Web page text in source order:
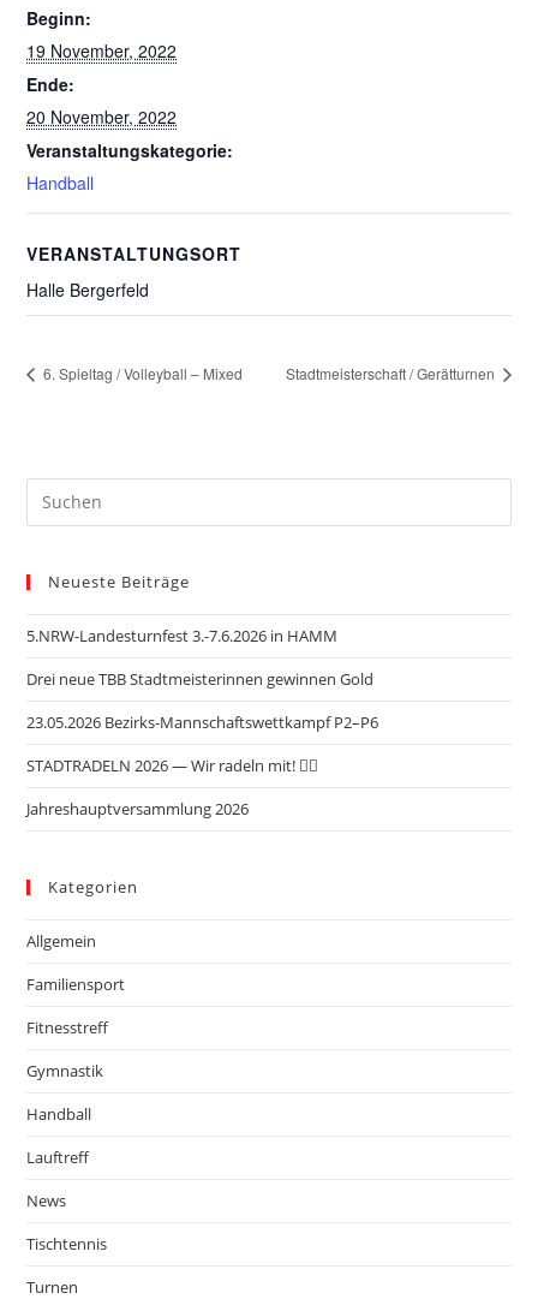
Beginn:
19 November, 2022
Ende:
20 November, 2022
Veranstaltungskategorie:
Handball
VERANSTALTUNGSORT
Halle Bergerfeld
6. Spieltag / Volleyball – Mixed Stadtmeisterschaft / Gerätturnen
Neueste Beiträge
5.NRW-Landesturnfest 3.-7.6.2026 in HAMM
Drei neue TBB Stadtmeisterinnen gewinnen Gold
23.05.2026 Bezirks-Mannschaftswettkampf P2–P6
STADTRADELN 2026 — Wir radeln mit! 🚴‍♂️
Jahreshauptversammlung 2026
Kategorien
Allgemein
Familiensport
Fitnesstreff
Gymnastik
Handball
Lauftreff
News
Tischtennis
Turnen